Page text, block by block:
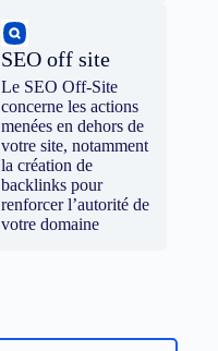
SEO off site
Le SEO Off-Site
concerne les actions
menées en dehors de
votre site, notamment
la création de
backlinks pour
renforcer l’autorité de
votre domaine